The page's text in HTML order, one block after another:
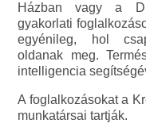
Házban vagy a
gyakorlati
egyénileg, hol
oldanak meg.
intelligencia
A foglalkozásokat a
munkatársai tartják.